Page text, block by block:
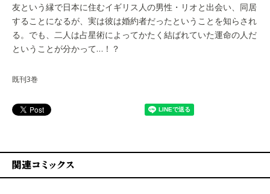
友という縁で日本に住むイギリス人の男性・リオと出会い、同居
することになるが、実は彼は婚約者だったということを知らされ
る。でも、二人は占星術によってかたく結ばれていた運命の人だ
ということが分かって…！？
既刊3巻